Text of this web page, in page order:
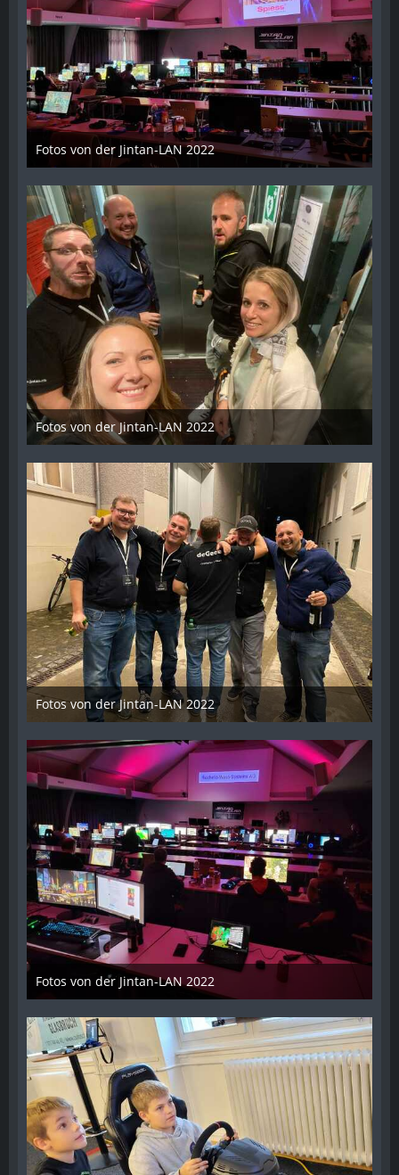
Fotos von der Jintan-LAN 2022
17. Oktober 2022
Fotos von der Jintan-LAN 2022
17. Oktober 2022
Fotos von der Jintan-LAN 2022
17. Oktober 2022
Fotos von der Jintan-LAN 2022
17. Oktober 2022